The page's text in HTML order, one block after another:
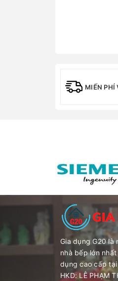
MIẾN PHÍ
Gia dụng G20
nhà bếp lớn
dụng cao cấp tại
HKD: LÊ PHẠM